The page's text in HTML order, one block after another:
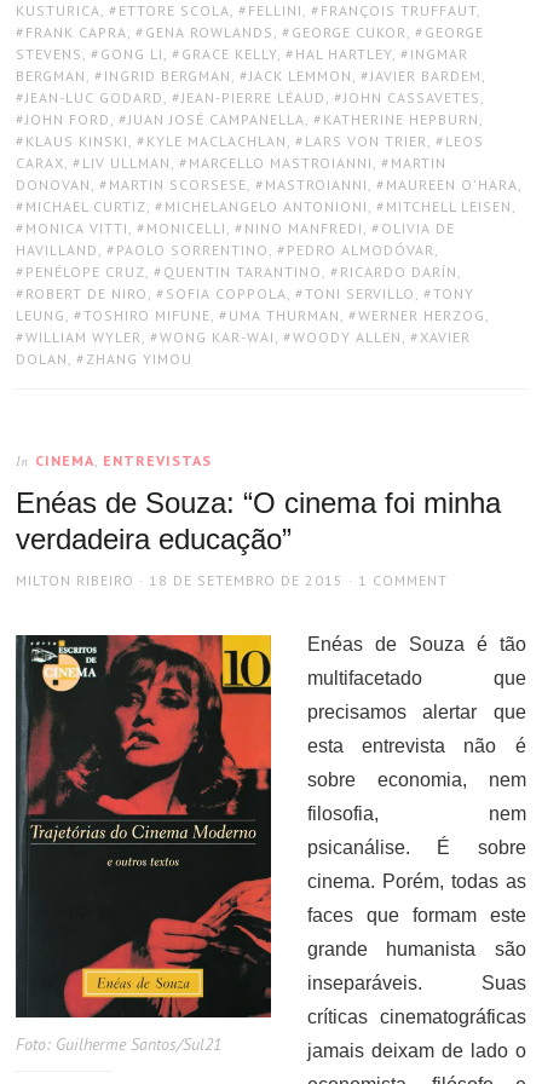
KUSTURICA, ETTORE SCOLA, FELLINI , FRANÇOIS TRUFFAUT,
FRANK CAPRA, GENA ROWLANDS , GEORGE CUKOR, GEORGE
STEVENS , GONG LI , GRACE KELLY, HAL HARTLEY, INGMAR
BERGMAN , INGRID BERGMAN , JACK LEMMON , JAVIER BARDEM ,
JEAN-LUC GODARD , JEAN-PIERRE LÉAUD , JOHN CASSAVETES ,
JOHN FORD , JUAN JOSÉ CAMPANELLA, KATHERINE HEPBURN ,
KLAUS KINSKI , KYLE MACLACHLAN , LARS VON TRIER, LEOS
CARAX, LIV ULLMAN , MARCELLO MASTROIANNI , MARTIN
DONOVAN , MARTIN SCORSESE, MASTROIANNI , MAUREEN O'HARA,
MICHAEL CURTIZ, MICHELANGELO ANTONIONI , MITCHELL LEISEN ,
MONICA VITTI , MONICELLI , NINO MANFREDI , OLIVIA DE
HAVILLAND , PAOLO SORRENTINO , PEDRO ALMODÓVAR,
PENÉLOPE CRUZ, QUENTIN TARANTINO , RICARDO DARÍN ,
ROBERT DE NIRO , SOFIA COPPOLA, TONI SERVILLO , TONY
LEUNG , TOSHIRO MIFUNE, UMA THURMAN , WERNER HERZOG ,
WILLIAM WYLER, WONG KAR-WAI , WOODY ALLEN , XAVIER
DOLAN , ZHANG YIMOU
In CINEMA, ENTREVISTAS
Enéas de Souza: “O cinema foi minha
verdadeira educação”
AUTHOR
MILTON RIBEIRO
POSTED
18 DE SETEMBRO DE 2015 1 COMMENT
Foto: Guilherme Santos/Sul21
Enéas de Souza é tão
multifacetado que
precisamos alertar que
esta entrevista não é
sobre economia, nem
filosofia, nem
psicanálise. É sobre
cinema. Porém, todas as
faces que formam este
grande humanista são
inseparáveis. Suas
críticas cinematográficas
jamais deixam de lado o